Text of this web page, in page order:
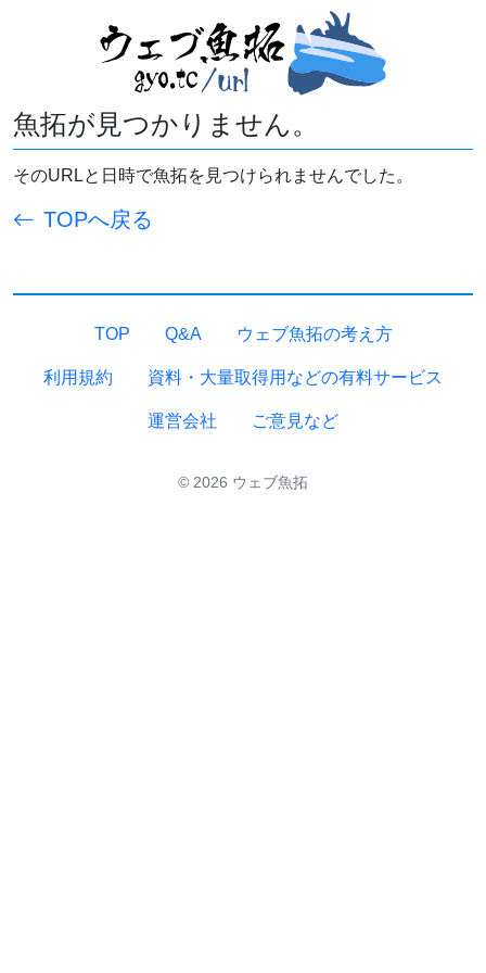
魚拓が見つかりません。
そのURLと日時で魚拓を見つけられませんでした。
TOPへ戻る
TOP Q&A ウェブ魚拓の考え方
利用規約 資料・大量取得用などの有料サービス
運営会社 ご意見など
© 2026 ウェブ魚拓